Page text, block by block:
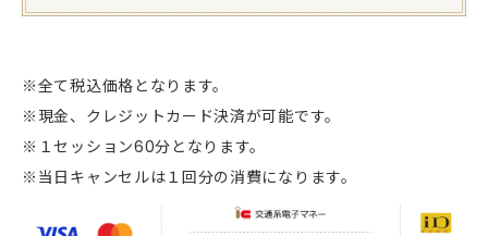
※全て税込価格となります。
※現金、クレジットカード決済が可能です。
※１セッション60分となります。
※当日キャンセルは１回分の消費になります。